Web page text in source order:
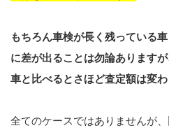
もちろん車検が長く残っている
に差が出ることは勿論あります
車と比べるとさほど査定額は変
全てのケースではありませんが、